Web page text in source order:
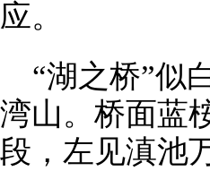
应。
“湖之桥”似
湾山。桥面蓝
段，左见滇池